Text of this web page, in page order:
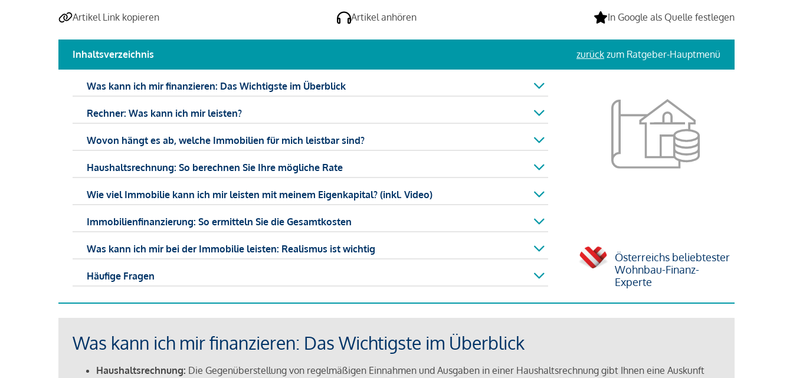
Artikel Link kopieren Artikel anhören In Google als Quelle festlegen
Inhaltsverzeichnis zurück zum Ratgeber-Hauptmenü
Was kann ich mir finanzieren: Das Wichtigste im Überblick
Rechner: Was kann ich mir leisten?
Wovon hängt es ab, welche Immobilien für mich leistbar sind?
Haushaltsrechnung: So berechnen Sie Ihre mögliche Rate
Wie viel Immobilie kann ich mir leisten mit meinem Eigenkapital? (inkl. Video)
Immobilienfinanzierung: So ermitteln Sie die Gesamtkosten
Was kann ich mir bei der Immobilie leisten: Realismus ist wichtig
Häufige Fragen
Österreichs beliebtester
Wohnbau-Finanz-
Experte
Was kann ich mir finanzieren: Das Wichtigste im Überblick
Haushaltsrechnung: Die Gegenüberstellung von regelmäßigen Einnahmen und Ausgaben in einer Haushaltsrechnung gibt Ihnen eine Auskunft